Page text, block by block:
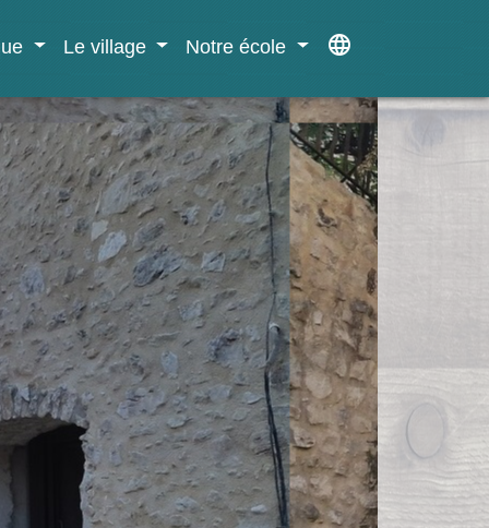
Le village Notre école language